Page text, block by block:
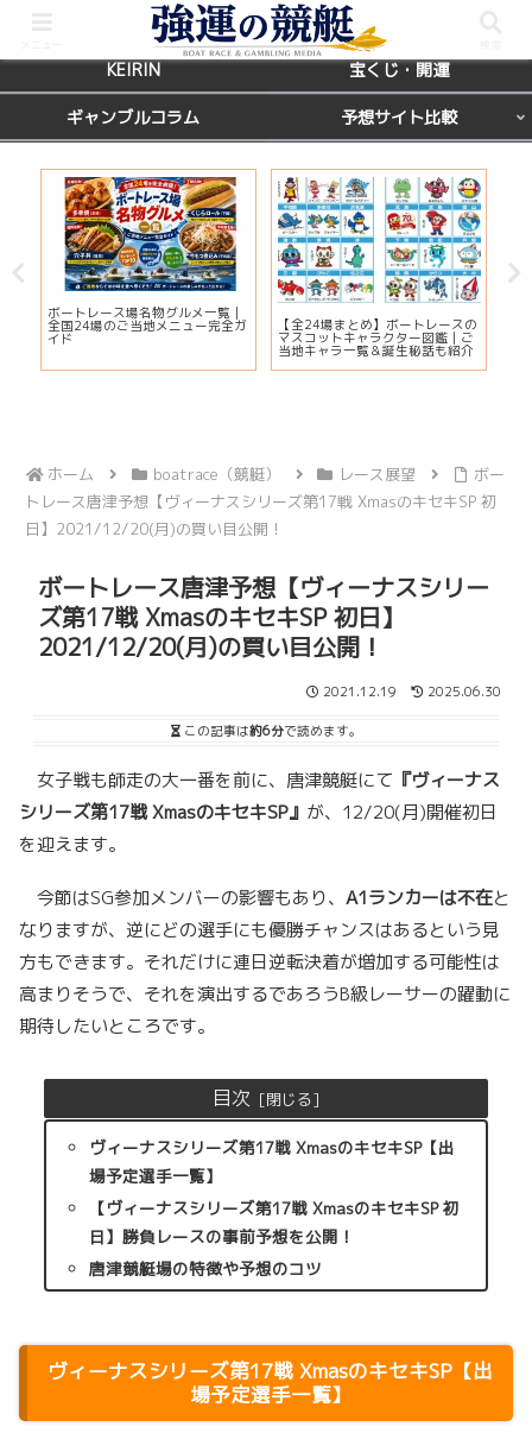
BOATRACE レース場ガイド
KEIRIN 宝くじ・開運
ギャンブルコラム 予想サイト比較
ボートレース場名物グルメ一覧｜
全国24場のご当地メニュー完全ガ
イド
【全24場まとめ】ボートレースの
マスコットキャラクター図鑑｜ご
当地キャラ一覧＆誕生秘話も紹介
ホーム boatrace（競艇） レース展望
ボー
トレース唐津予想【ヴィーナスシリーズ第17戦 XmasのキセキSP 初
日】2021/12/20(月)の買い目公開！
ボートレース唐津予想【ヴィーナスシリー
ズ第17戦 XmasのキセキSP 初日】
2021/12/20(月)の買い目公開！
2021.12.19 2025.06.30
この記事は約6分で読めます。
女子戦も師走の大一番を前に、唐津競艇にて 『ヴィーナス
シリーズ第17戦 XmasのキセキSP』 が、12/20(月)開催初日
を迎えます。
今節はSG参加メンバーの影響もあり、 A1ランカーは不在と
なりますが、逆にどの選手にも優勝チャンスはあるという見
方もできます。それだけに連日逆転決着が増加する可能性は
高まりそうで、それを演出するであろうB級レーサーの躍動に
期待したいところです。
目次
ヴィーナスシリーズ第17戦 XmasのキセキSP【出
場予定選手一覧】
【ヴィーナスシリーズ第17戦 XmasのキセキSP 初
日】勝負レースの事前予想を公開！
唐津競艇場の特徴や予想のコツ
ヴィーナスシリーズ第17戦 XmasのキセキSP【出
場予定選手一覧】